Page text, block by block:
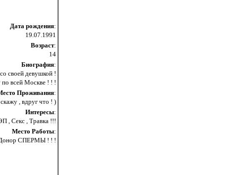
Дата рождения:
19.07.1991
Возраст:
14
Биография:
своей девушкой !
всей Москве ! ! !
Проживания:
, вдруг что ! )
Интересы:
, Секс , Травка !!!
Место Работы:
СПЕРМЫ ! ! !